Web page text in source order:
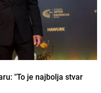
"To je najbolja stvar